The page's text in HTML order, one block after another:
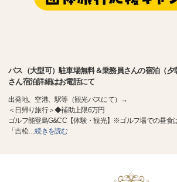
バス（大型可）駐車場無料＆乗務員さんの宿泊（
さん宿泊詳細はお電話にて
出発地、空港、駅等（観光バスにて）→
＜日帰り旅行＞◆補助上限6万円
ゴルフ能登島G&CC【体験・観光】※ゴルフ場での昼食
「吉松…続きを読む